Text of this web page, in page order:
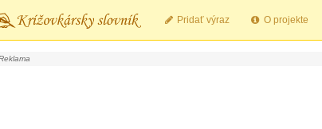
Pridať výraz O projekte